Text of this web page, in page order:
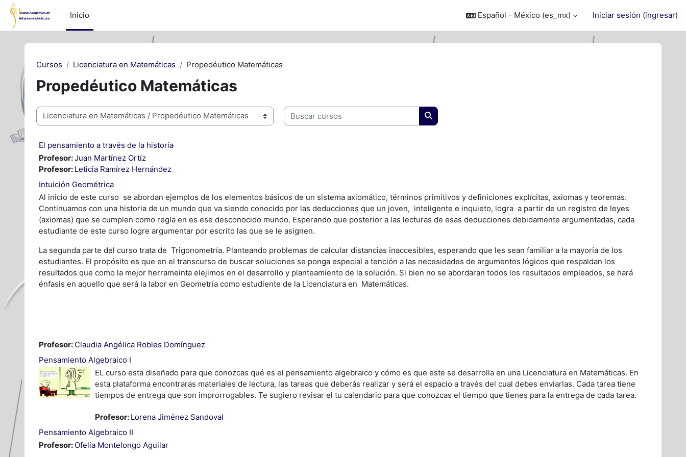
Saltar al contenido principal
Inicio
Español - México ‎(es_mx)‎ Iniciar sesión (ingresar)
Cursos Licenciatura en Matemáticas Propedéutico Matemáticas
Propedéutico Matemáticas
Categorías
Buscar cursos
Buscar cursos
El pensamiento a través de la historia
Profesor:Juan Martínez Ortíz
Profesor: Leticia Ramírez Hernández
Intuición Geométrica
Al inicio de este curso se abordan ejemplos de los elementos básicos de un sistema axiomático, términos primitivos y definiciones explícitas, axiomas y teoremas.
Continuamos con una historia de un mundo que va siendo conocido por las deducciones que un joven, inteligente e inquieto, logra a partir de un registro de leyes
(axiomas) que se cumplen como regla en es ese desconocido mundo. Esperando que posterior a las lecturas de esas deducciones debidamente argumentadas, cada
estudiante de este curso logre argumentar por escrito las que se le asignen.
La segunda parte del curso trata de Trigonometría. Planteando problemas de calcular distancias inaccesibles, esperando que les sean familiar a la mayoría de los
estudiantes. El propósito es que en el transcurso de buscar soluciones se ponga especial a tención a las necesidades de argumentos lógicos que respaldan los
resultados que como la mejor herrameinta elejimos en el desarrollo y planteamiento de la solución. Si bien no se abordaran todos los resultados empleados, se hará
énfasis en aquello que será la labor en Geometría como estudiente de la Licenciatura en Matemáticas.
Profesor: Claudia Angélica Robles Domínguez
Pensamiento Algebraico I
EL curso esta diseñado para que conozcas qué es el pensamiento algebraico y cómo es que este se desarrolla en una Licenciatura en Matemáticas. En
esta plataforma encontraras materiales de lectura, las tareas que deberás realizar y será el espacio a través del cual debes enviarlas. Cada tarea tiene
tiempos de entrega que son improrrogables. Te sugiero revisar el tu calendario para que conozcas el tiempo que tienes para la entrega de cada tarea.
Profesor: Lorena Jiménez Sandoval
Pensamiento Algebraico II
Profesor: Ofelia Montelongo Aguilar